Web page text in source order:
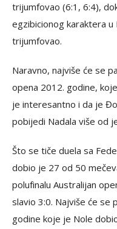
trijumfovao (6:1, 6:4),
egzibicionog karaktera
trijumfovao.
Naravno, najviše će se
opena 2012. godine,
je interesantno i da je
pobijedi Nadala više od
Što se tiče duela sa
dobio je 27 od 50
polufinalu Australijan
slavio 3:0. Najviše će se
godine koje je Nole